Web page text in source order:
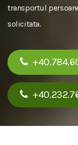
transportul
solicitata.